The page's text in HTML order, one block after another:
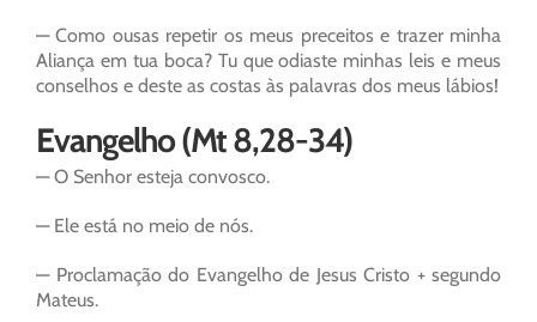
— Como ousas repetir os meus preceitos e trazer minha
Aliança em tua boca? Tu que odiaste minhas leis e meus
conselhos e deste as costas às palavras dos meus lábios!
Evangelho (Mt 8,28-34)
— O Senhor esteja convosco.
— Ele está no meio de nós.
— Proclamação do Evangelho de Jesus Cristo + segundo
Mateus.